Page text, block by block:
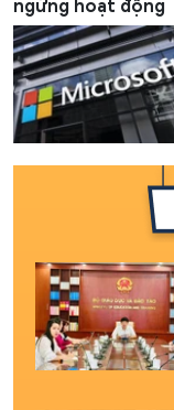
ngừng hoạt động